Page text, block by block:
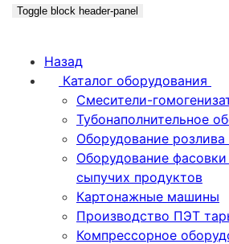
Toggle block header-panel
Назад
Каталог оборудования
Смесители-
Тубонаполнительное
Оборудование
Оборудование
сыпучих продуктов
Картонажные машины
Производство ПЭТ
Компрессорное